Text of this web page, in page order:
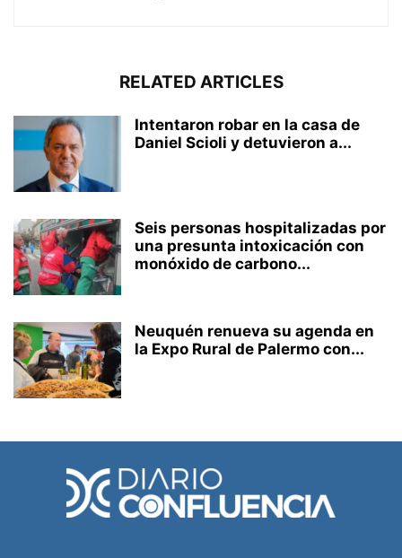
RELATED ARTICLES
Intentaron robar en la casa de
Daniel Scioli y detuvieron a...
Seis personas hospitalizadas por
una presunta intoxicación con
monóxido de carbono...
Neuquén renueva su agenda en
la Expo Rural de Palermo con...